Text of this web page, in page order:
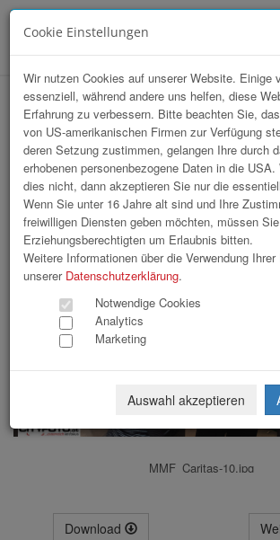
hr-lounge Ost zu Gast bei
Erzdiözese Wien
MMF_Caritas-10.jpg
Download
Cookie Einstellungen
Wir nutzen Cookies auf unserer Website. Einige
essenziell, während andere uns helfen, diese
Erfahrung zu verbessern. Bitte beachten Sie,
von US-amerikanischen Firmen zur Verfügung
deren Setzung zustimmen, gelangen Ihre durch
erhobenen personenbezogene Daten in die
dies nicht, dann akzeptieren Sie nur die
Wenn Sie unter 16 Jahre alt sind und Ihre
freiwilligen Diensten geben möchten, müssen
Erziehungsberechtigten um Erlaubnis bitten.
Weitere Informationen über die Verwendung
unserer Datenschutzerklärung.
Notwendige Cookies
Analytics
Marketing
Auswahl akzeptieren